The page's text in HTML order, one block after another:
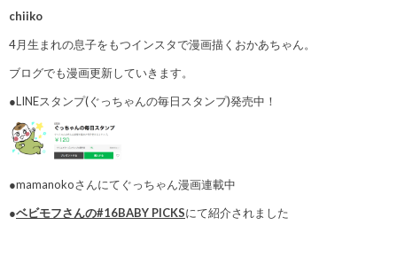
chiiko
4月生まれの息子をもつインスタで漫画描くおかあちゃん。
ブログでも漫画更新していきます。
●LINEスタンプ(ぐっちゃんの毎日スタンプ)発売中！
●mamanokoさんにてぐっちゃん漫画連載中
●ベビモフさんの#16BABY PICKSにて紹介されました